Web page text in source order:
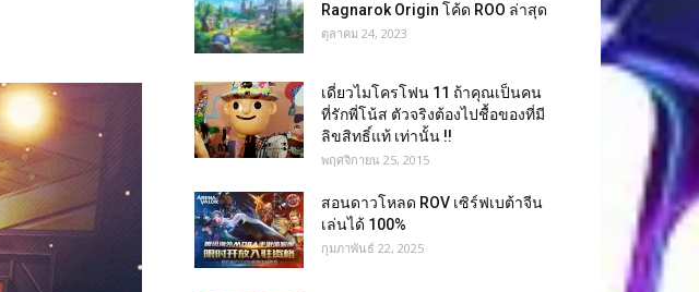
Ragnarok Origin โค้ด ROO ล่าสุด
ตุลาคม 24, 2023
เดี่ยวไมโครโฟน 11 ถ้าคุณเป็นคน
ที่รักพี่โน้ส ตัวจริงต้องไปชื้อของที่มี
ลิขสิทธิ์แท้ เท่านั้น !!
พฤศจิกายน 25, 2015
สอนดาวโหลด ROV เซิร์ฟเบต้าจีน
เล่นได้ 100%
กุมภาพันธ์ 22, 2025